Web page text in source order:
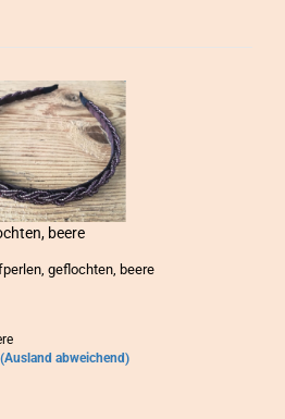
beere
ge­floch­ten, beere
(Ausland abweichend)